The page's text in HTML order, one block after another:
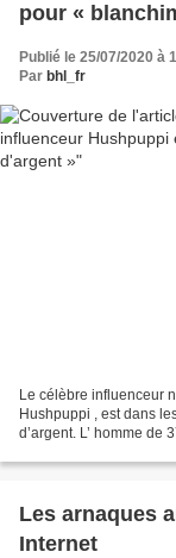
pour «
Publié le 25/07/2020 à
Par bhl_fr
Le célèbre influenceur
Hushpuppi , est dans
d’argent. L’ homme de
Les arnaques
Internet